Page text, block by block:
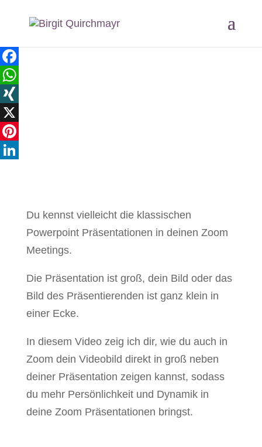
Facebook
WhatsApp
XING
X
Pinterest
Du kennst vielleicht die klassischen
Powerpoint Präsentationen in deinen Zoom
Meetings.
Die Präsentation ist groß, dein Bild oder das
Bild des Präsentierenden ist ganz klein in
einer Ecke.
In diesem Video zeig ich dir, wie du auch in
Zoom dein Videobild direkt in groß neben
deiner Präsentation zeigen kannst, sodass
du mehr Persönlichkeit und Dynamik in
deine Zoom Präsentationen bringst.